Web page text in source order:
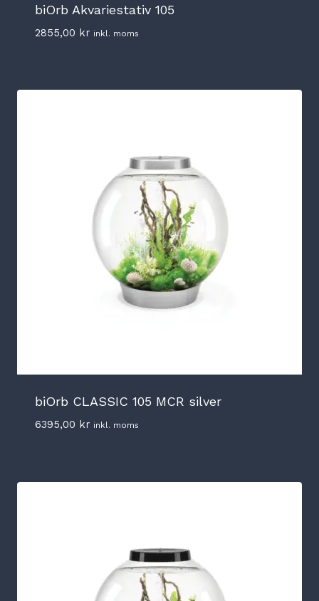
biOrb Akvariestativ 105
2855,00 kr inkl. moms
biOrb CLASSIC 105 MCR silver
6395,00 kr inkl. moms